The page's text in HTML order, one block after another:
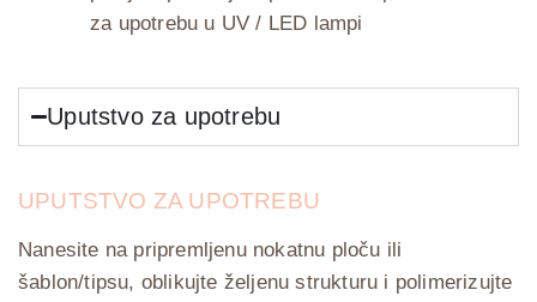
za upotrebu u UV / LED lampi
Uputstvo za upotrebu
UPUTSTVO ZA UPOTREBU
Nanesite na pripremljenu nokatnu ploču ili
šablon/tipsu, oblikujte željenu strukturu i polimerizujte